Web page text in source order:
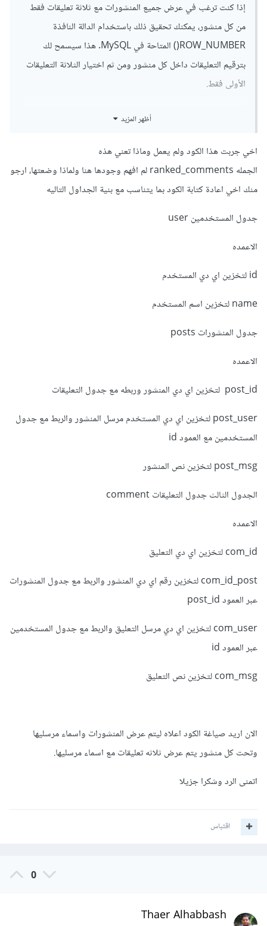
إذا كنت ترغب في عرض جميع المنشورات مع ثلاثة تعليقات فقط
من كل منشور، يمكنك تحقيق ذلك باستخدام الدالة النافذة
ROW_NUMBER() المتاحة في MySQL. هذا سيسمح لك
بترقيم التعليقات داخل كل منشور ومن ثم اختيار الثلاثة التعليقات
الأولى فقط.
        comments.*,
posts.id ORDER BY comments.comment_id) AS
أظهر المزيد
اخي جربت هذا الكود ولم يعمل وماذا تعني هذه
الجمله ranked_comments لم افهم وجودها هنا ولماذا وضعتها، ارجو
منك اخي اعادة كتابة الكود بما يتناسب مع بنية الجداول التاليه
جدول المستخدمين user
الاعمده
id لتخزين اي دي المستخدم
name لتخزين اسم المستخدم
جدول المنشورات posts
الاعمده
post_id لتخزين اي دي المنشور وربطه مع جدول التعليقات
post_user لتخزين اي دي المستخدم مرسل المنشور والربط مع جدول
المستخدمين مع العمود id
post_msg لتخزين نص المنشور
الجدول الثالث جدول التعليقات comment
الاعمده
com_id لتخزين اي دي التعليق
com_id_post لتخزين رقم اي دي المنشور والربط مع جدول المنشورات
عبر العمود post_id
com_user لتخزين اي دي مرسل التعليق والربط مع جدول المستخدمين
عبر العمود id
com_msg لتخزين نص التعليق
الان اريد صياغة الكود اعلاه ليتم عرض المنشورات واسماء مرسليها
وتحت كل منشور يتم عرض ثلاثه تعليقات مع اسماء مرسليها.
اتمنى الرد وشكرا جزيلا
اقتباس
0
Thaer Alhabbash